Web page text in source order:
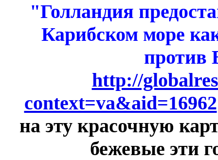
"Голландия
Карибском море
против
http://
context=va&aid=16962
на эту красочную
бежевые эти